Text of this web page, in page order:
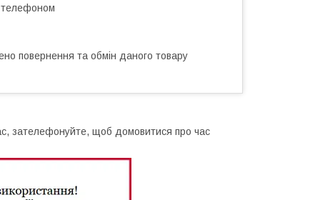
телефоном
повернення та обмін даного товару
зателефонуйте, щоб домовитися про час